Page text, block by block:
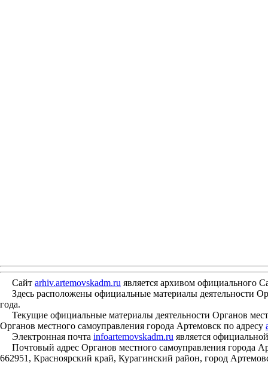
Сайт arhiv.artemovskadm.ru является архивом официального
Здесь расположены официальные материалы деятельности
года.
Текущие официальные материалы деятельности Органов
Органов местного самоуправления города Артемовск по адресу
Электронная почта infoartemovskadm.ru является
Почтовый адрес Органов местного самоуправления города
662951, Красноярский край, Курагинский район, город